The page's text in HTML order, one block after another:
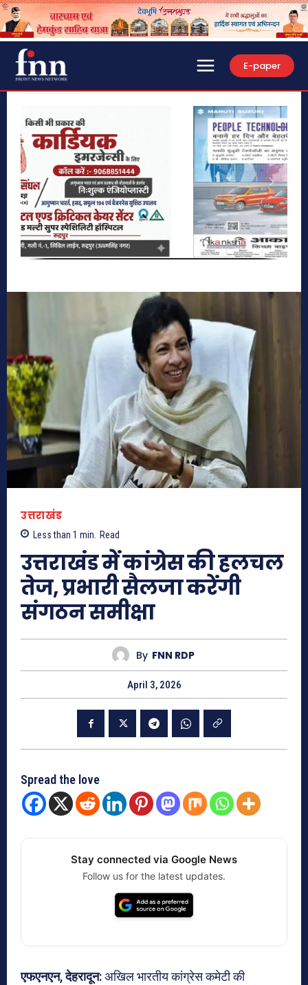
E-paper
उत्तराखंड
Less than 1 min. Read
उत्तराखंड में कांग्रेस की हलचल
तेज, प्रभारी सैलजा करेंगी
संगठन समीक्षा
By FNN RDP
April 3, 2026
Spread the love
Stay connected via Google News
Follow us for the latest updates.
एफएनएन, देहरादून:अखिल भारतीय कांग्रेस कमेटी की